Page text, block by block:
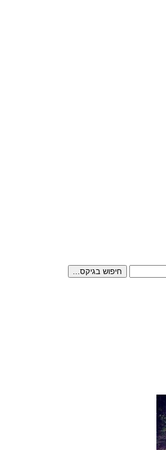
חיפוש בגיקס...